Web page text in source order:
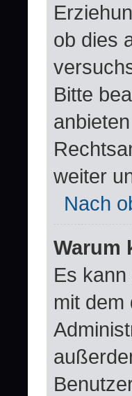
ob dies
Bitte
weiter
Nach
Warum
Es
mit dem